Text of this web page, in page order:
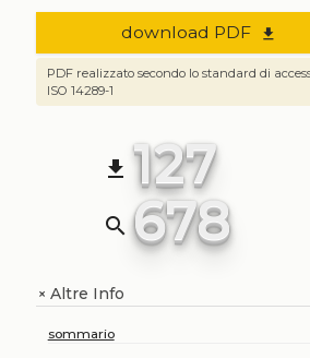
download PDF file_download
PDF realizzato secondo lo standard di
ISO 14289-1
file_download 127
search 678
+Altre Info
sommario